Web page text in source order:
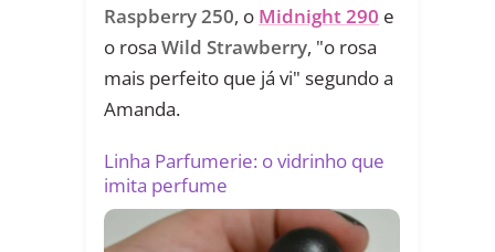
Raspberry 250, o Midnight 290 e
o rosa Wild Strawberry, "o rosa
mais perfeito que já vi" segundo a
Amanda.
Linha Parfumerie: o vidrinho que
imita perfume